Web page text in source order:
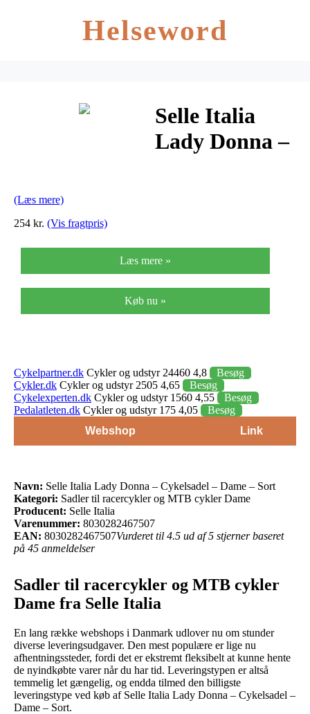
Helseword
Selle Italia
Lady Donna –
(Læs mere)
254 kr. (Vis fragtpris)
Læs mere »
Køb nu »
Cykelpartner.dk Cykler og udstyr 24460 4,8
Besøg
Cykler.dk Cykler og udstyr 2505 4,65
Besøg
Cykelexperten.dk Cykler og udstyr 1560 4,55
Besøg
Pedalatleten.dk Cykler og udstyr 175 4,05
Besøg
Webshop
Link
Navn: Selle Italia Lady Donna – Cykelsadel – Dame – Sort
Kategori: Sadler til racercykler og MTB cykler Dame
Producent: Selle Italia
Varenummer: 8030282467507
EAN: 8030282467507Vurderet til 4.5 ud af 5 stjerner baseret
på 45 anmeldelser
Sadler til racercykler og MTB cykler
Dame fra Selle Italia
En lang række webshops i Danmark udlover nu om stunder
diverse leveringsudgaver. Den mest populære er lige nu
afhentningssteder, fordi det er ekstremt fleksibelt at kunne hente
de nyindkøbte varer når du har tid. Leveringstypen er altså
temmelig let gængelig, og endda tilmed den billigste
leveringstype ved køb af Selle Italia Lady Donna – Cykelsadel –
Dame – Sort.